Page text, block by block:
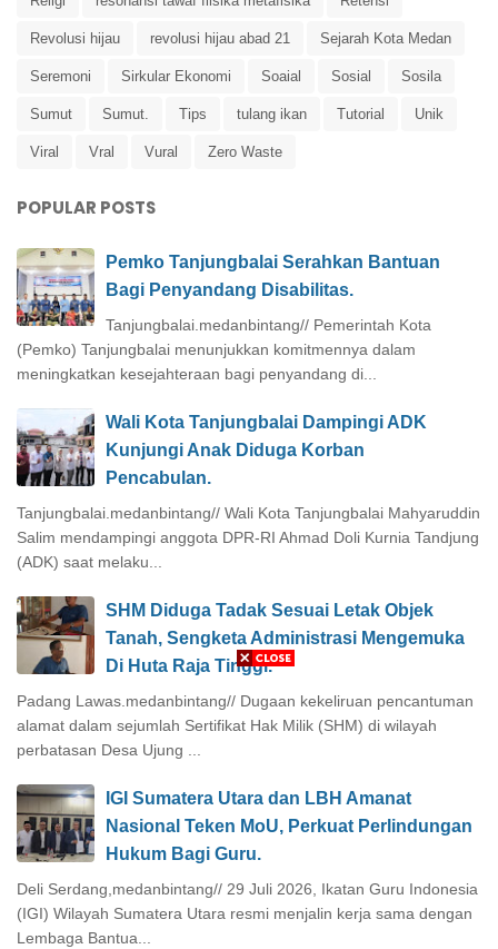
Revolusi hijau revolusi hijau abad 21 Sejarah Kota Medan
Seremoni Sirkular Ekonomi Soaial Sosial Sosila
Sumut Sumut. Tips tulang ikan Tutorial Unik
Viral Vral Vural Zero Waste
POPULAR POSTS
Pemko Tanjungbalai Serahkan Bantuan
Bagi Penyandang Disabilitas.
Tanjungbalai.medanbintang// Pemerintah Kota
(Pemko) Tanjungbalai menunjukkan komitmennya dalam
meningkatkan kesejahteraan bagi penyandang di...
Wali Kota Tanjungbalai Dampingi ADK
Kunjungi Anak Diduga Korban
Pencabulan.
Tanjungbalai.medanbintang// Wali Kota Tanjungbalai Mahyaruddin
Salim mendampingi anggota DPR-RI Ahmad Doli Kurnia Tandjung
(ADK) saat melaku...
SHM Diduga Tadak Sesuai Letak Objek
Tanah, Sengketa Administrasi Mengemuka
Di Huta Raja Tinggi.
Padang Lawas.medanbintang// Dugaan kekeliruan pencantuman
alamat dalam sejumlah Sertifikat Hak Milik (SHM) di wilayah
perbatasan Desa Ujung ...
IGI Sumatera Utara dan LBH Amanat
Nasional Teken MoU, Perkuat Perlindungan
Hukum Bagi Guru.
Deli Serdang,medanbintang// 29 Juli 2026, Ikatan Guru Indonesia
(IGI) Wilayah Sumatera Utara resmi menjalin kerja sama dengan
Lembaga Bantua...